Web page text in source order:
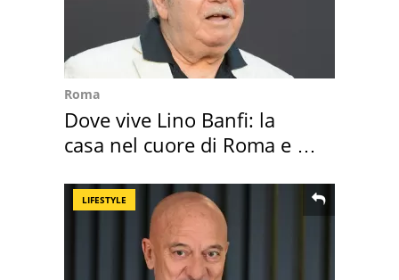
Roma
Dove vive Lino Banfi: la
casa nel cuore di Roma e i
LIFESTYLE